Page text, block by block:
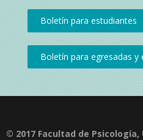
© 2017 Facultad de